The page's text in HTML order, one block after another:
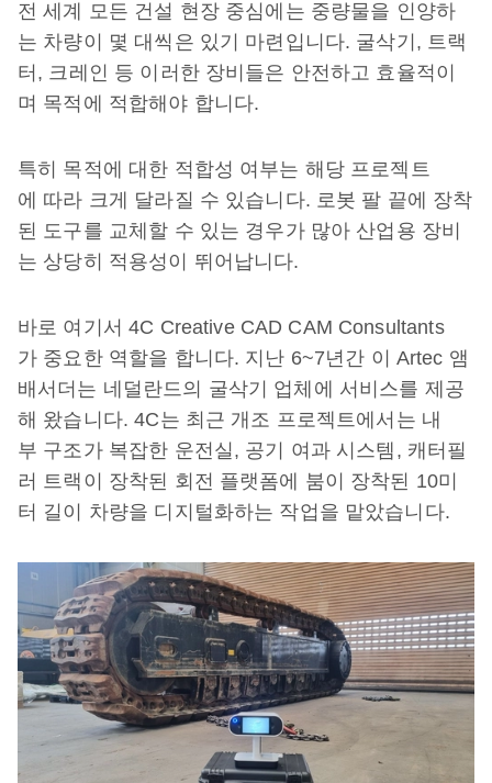
전 세계 모든 건설 현장 중심에는 중량물을 인양하
는 차량이 몇 대씩은 있기 마련입니다. 굴삭기, 트랙
터, 크레인 등 이러한 장비들은 안전하고 효율적이
며 목적에 적합해야 합니다.
특히 목적에 대한 적합성 여부는 해당 프로젝트
에 따라 크게 달라질 수 있습니다. 로봇 팔 끝에 장착
된 도구를 교체할 수 있는 경우가 많아 산업용 장비
는 상당히 적용성이 뛰어납니다.
바로 여기서 4C Creative CAD CAM Consultants
가 중요한 역할을 합니다. 지난 6~7년간 이 Artec 앰
배서더는 네덜란드의 굴삭기 업체에 서비스를 제공
해 왔습니다. 4C는 최근 개조 프로젝트에서는 내
부 구조가 복잡한 운전실, 공기 여과 시스템, 캐터필
러 트랙이 장착된 회전 플랫폼에 붐이 장착된 10미
터 길이 차량을 디지털화하는 작업을 맡았습니다.